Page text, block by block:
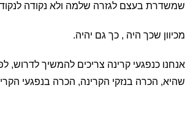
שמשדרת בעצם לגזרה שלמה ולא נקודה
מכיוון שכך היה , כך גם יהיה.
אנחנו כנפגעי קרינה צריכים להמשיך
שהיא, הכרה בנזקי הקרינה, הכרה בנפגעי הקרינה וקביעה של